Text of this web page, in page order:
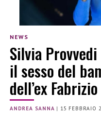
NEWS
Silvia
il sesso del
dell’ex
ANDREA SANNA | 15 FEBBRAIO